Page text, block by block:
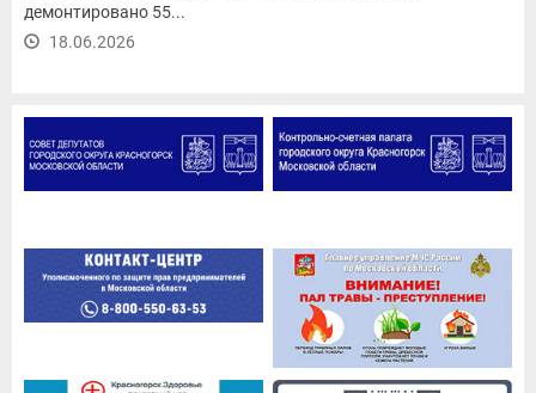
демонтировано 55...
18.06.2026